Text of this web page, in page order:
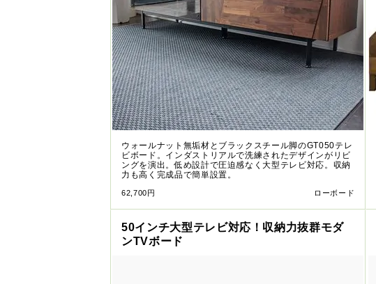
ウォールナット無垢材とブラックスチール脚のGT050テレ
ビボード。インダストリアルで洗練されたデザインがリビ
ングを演出。低め設計で圧迫感なく大型テレビ対応。収納
力も高く完成品で簡単設置。
62,700円 ローボード
50インチ大型テレビ対応！収納力抜群モダ
ンTVボード